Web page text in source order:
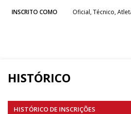
INSCRITO COMO Oficial, Técnico,
HISTÓRICO
HISTÓRICO DE INSCRIÇÕES